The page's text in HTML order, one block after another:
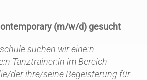
(m/w/d) gesucht
suchen wir eine:n
Tanztrainer:in im Bereich
der ihre/seine Begeisterung für